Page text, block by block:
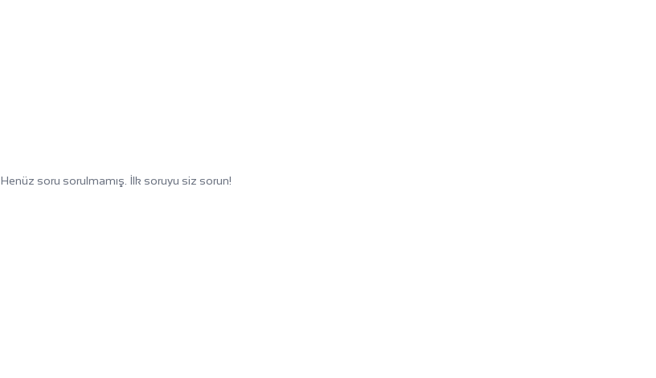
Henüz soru sorulmamış. İlk soruyu siz sorun!